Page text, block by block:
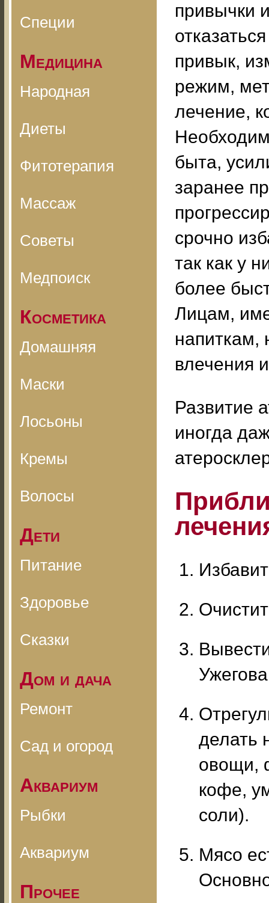
Специи
Медицина
Народная
Диеты
Фитотерапия
Массаж
Советы
Медпоиск
Косметика
Домашняя
Маски
Лосьоны
Кремы
Волосы
Дети
Питание
Здоровье
Сказки
Дом и дача
Ремонт
Сад и огород
Аквариум
Рыбки
Аквариум
Прочее
привычки
привык,
режим,
лечение,
быта,
заранее
срочно
так как у
более
Лицам,
напиткам,
влечения
Развитие
иногда
делать
овощи,
кофе,
соли).
Мясо